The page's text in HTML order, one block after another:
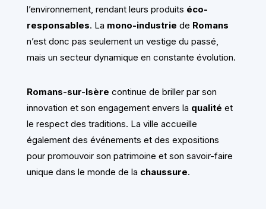
l’environnement, rendant leurs produits éco-
responsables. La mono-industrie de Romans
n’est donc pas seulement un vestige du passé,
mais un secteur dynamique en constante évolution.
Romans-sur-Isère continue de briller par son
innovation et son engagement envers la qualité et
le respect des traditions. La ville accueille
également des événements et des expositions
pour promouvoir son patrimoine et son savoir-faire
unique dans le monde de la chaussure.